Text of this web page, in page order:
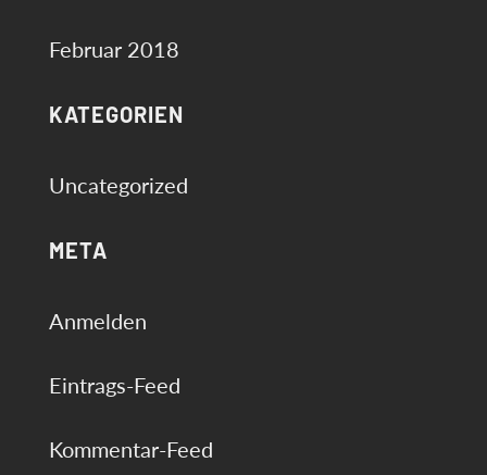
Februar 2018
KATEGORIEN
Uncategorized
META
Anmelden
Eintrags-Feed
Kommentar-Feed